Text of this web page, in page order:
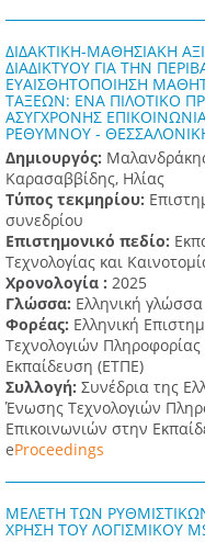
ΔΙΔΑΚΤΙΚΗ-ΜΑΘΗΣΙΑΚΗ
ΔΙΑΔΙΚΤΥΟΥ ΓΙΑ ΤΗΝ
ΕΥΑΙΣΘΗΤΟΠΟΙΗΣΗ
ΤΑΞΕΩΝ: ΕΝΑ ΠΙΛΟΤΙΚΟ
ΑΣΥΓΧΡΟΝΗΣ
ΡΕΘΥΜΝΟΥ -
Δημιουργός:
Καρασαββίδης, Ηλίας
Τύπος τεκμηρίου:
συνεδρίου
Επιστημονικό πεδίο:
Τεχνολογίας και
Χρονολογία : 2025
Γλώσσα: Ελληνική γλώσσα
Φορέας: Ελληνική
Τεχνολογιών
Εκπαίδευση (ΕΤΠΕ)
Συλλογή: Συνέδρια της
Ένωσης Τεχνολογιών
Επικοινωνιών στην
eProceedings
ΜΕΛΕΤΗ ΤΩΝ
ΧΡΗΣΗ ΤΟΥ ΛΟΓΙΣΜΙΚΟΥ